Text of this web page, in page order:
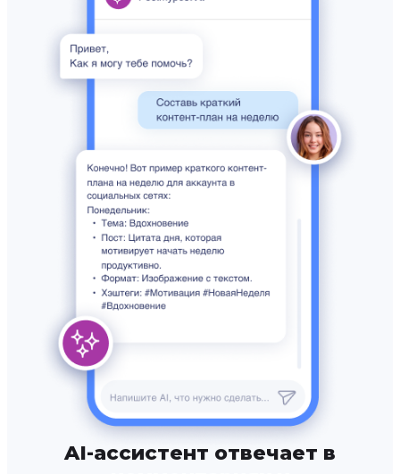
AI-ассистент отвечает в